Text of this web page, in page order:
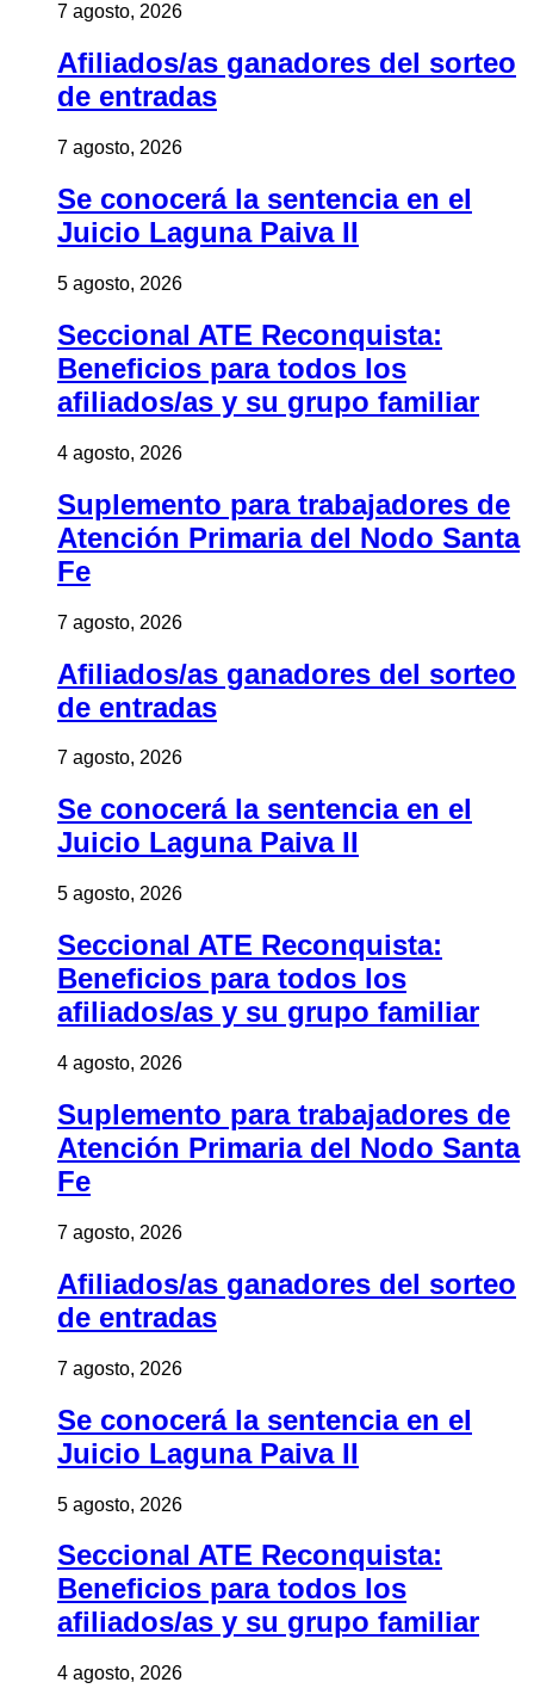
7 agosto, 2026
Afiliados/as ganadores del sorteo
de entradas
7 agosto, 2026
Se conocerá la sentencia en el
Juicio Laguna Paiva II
5 agosto, 2026
Seccional ATE Reconquista:
Beneficios para todos los
afiliados/as y su grupo familiar
4 agosto, 2026
Suplemento para trabajadores de
Atención Primaria del Nodo Santa
Fe
7 agosto, 2026
Afiliados/as ganadores del sorteo
de entradas
7 agosto, 2026
Se conocerá la sentencia en el
Juicio Laguna Paiva II
5 agosto, 2026
Seccional ATE Reconquista:
Beneficios para todos los
afiliados/as y su grupo familiar
4 agosto, 2026
Suplemento para trabajadores de
Atención Primaria del Nodo Santa
Fe
7 agosto, 2026
Afiliados/as ganadores del sorteo
de entradas
7 agosto, 2026
Se conocerá la sentencia en el
Juicio Laguna Paiva II
5 agosto, 2026
Seccional ATE Reconquista:
Beneficios para todos los
afiliados/as y su grupo familiar
4 agosto, 2026